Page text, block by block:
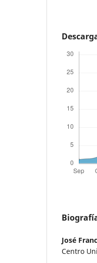
José
Centro